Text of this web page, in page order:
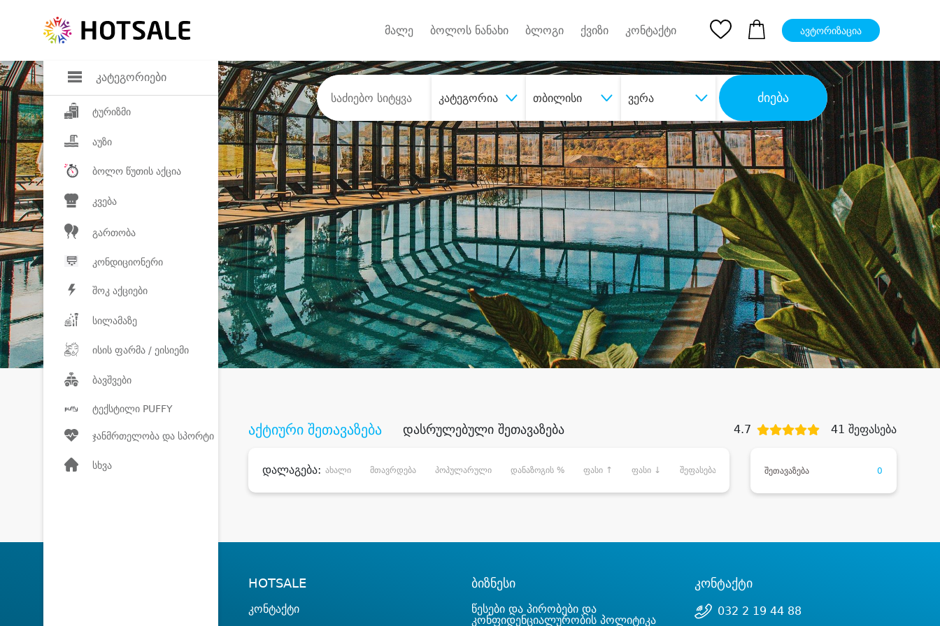
კატეგორიები
ტურიზმი
აუზი
ბოლო წუთის აქცია
კვება
გართობა
კონდიციონერი
შოკ აქციები
სილამაზე
ისის ფარმა / ეისიემი
ბავშვები
ტექსტილი PUFFY
ჯანმრთელობა და სპორტი
სხვა
მალე ბოლოს ნანახი ბლოგი ქვიზი კონტაქტი ავტორიზაცია
კატეგორია თბილისი ვერა ძიება
შეიძინესასურველი მომსახურებადიდი დანაზოგით
აქტიური შეთავაზება დასრულებული შეთავაზება 4.7 41 შეფასება
დალაგება: ახალი მთავრდება პოპულარული დანაზოგის % ფასი ↑ ფასი ↓ შეფასება შეთავაზება 0
HOTSALE
კონტაქტი
ბიზნესი
წესები და პირობები და
კონფიდენციალურობის პოლიტიკა
კონტაქტი
032 2 19 44 88